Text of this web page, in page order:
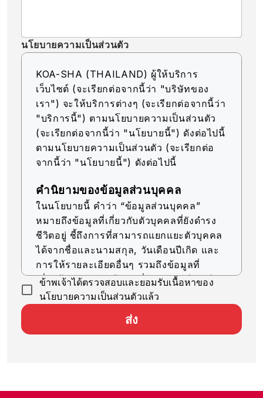
นโยบายความเป็นส่วนตัว
KOA-SHA (THAILAND) ผู้ให้บริการ
เว็บไซต์ (จะเรียกต่อจากนี้ว่า "บริษัทของ
เรา") จะให้บริการต่างๆ (จะเรียกต่อจากนี้ว่า
"บริการนี้") ตามนโยบายความเป็นส่วนตัว
(จะเรียกต่อจากนี้ว่า "นโยบายนี้") ดังต่อไปนี้
ตามนโยบายความเป็นส่วนตัว (จะเรียกต่อ
จากนี้ว่า "นโยบายนี้") ดังต่อไปนี้
คำนิยามของข้อมูลส่วนบุคคล
ในนโยบายนี้ คำว่า “ข้อมูลส่วนบุคคล”
หมายถึงข้อมูลที่เกี่ยวกับตัวบุคคลที่ยังดำรง
ชีวิตอยู่ ชี้ถึงการที่สามารถแยกแยะตัวบุคคล
ได้จากชื่อและนามสกุล, วันเดือนปีเกิด และ
การให้รายละเอียดอื่นๆ รวมถึงข้อมูลที่
เกี่ยวข้อง (รวมถึงข้อมูลที่สามารถเทียบเคียง
กับข้อมูลอื่นๆ ได้ง่าย ซึ่งจะช่วยให้สามารถ
การรับข้อมูลส่วนบุคคล
การใช้ข้อมูลส่วนบุคคล
ข้าพเจ้าได้ตรวจสอบและยอมรับเนื้อหาของ
นโยบายความเป็นส่วนตัวแล้ว
ส่ง